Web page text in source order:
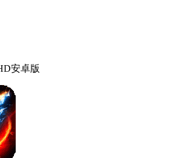
安卓版